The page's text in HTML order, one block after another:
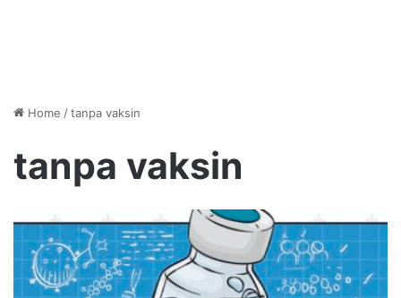
Home /tanpa vaksin
tanpa vaksin